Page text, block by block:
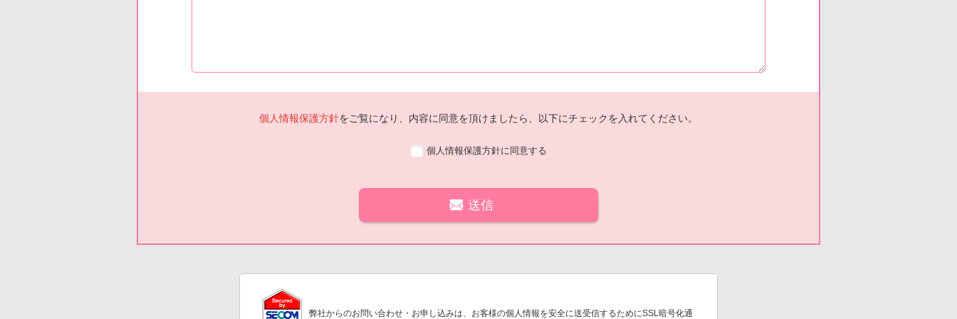
個人情報保護方針をご覧になり、内容に同意を頂けましたら、以下にチェックを入れてください。
個人情報保護方針に同意する
弊社からのお問い合わせ・お申し込みは、お客様の個人情報を安全に送受信するためにSSL暗号化通